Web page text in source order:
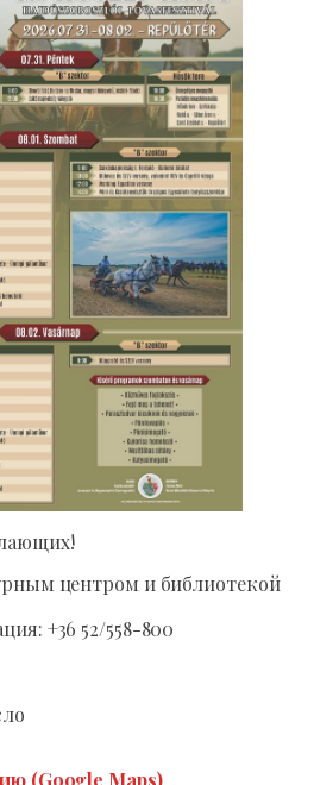
центром и библиотекой
+36 52/558-800
(Google Maps)